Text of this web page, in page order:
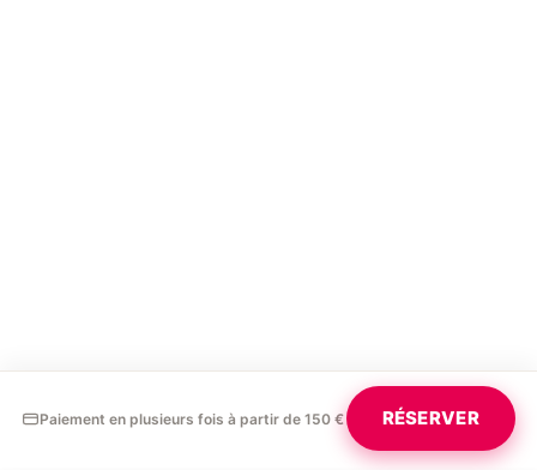
Paiement en plusieurs fois à partir de 150 € RÉSERVER